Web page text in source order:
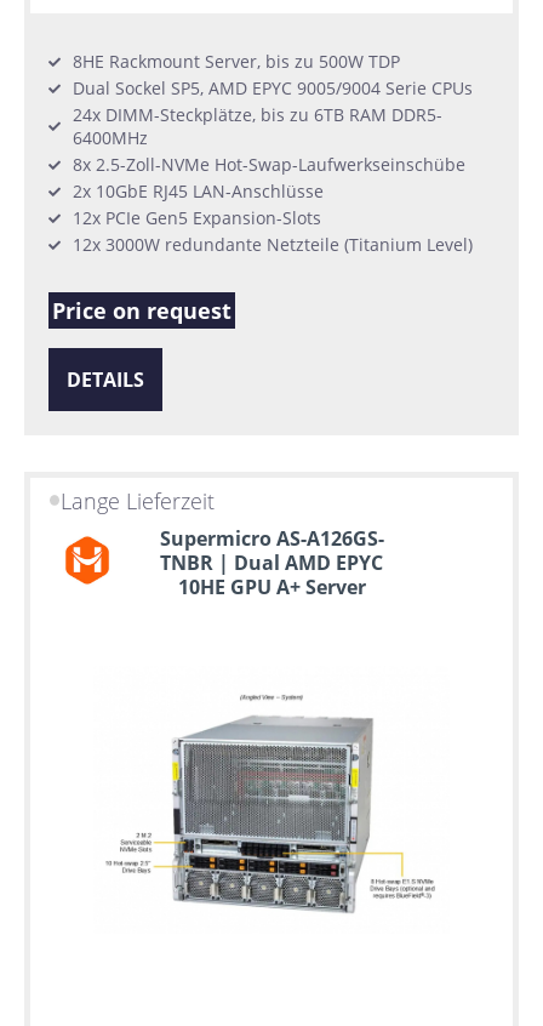
8HE Rackmount Server, bis zu 500W TDP
Dual Sockel SP5, AMD EPYC 9005/9004 Serie CPUs
24x DIMM-Steckplätze, bis zu 6TB RAM DDR5-
6400MHz
8x 2.5-Zoll-NVMe Hot-Swap-Laufwerkseinschübe
2x 10GbE RJ45 LAN-Anschlüsse
12x PCIe Gen5 Expansion-Slots
12x 3000W redundante Netzteile (Titanium Level)
Price on request
DETAILS
Lange Lieferzeit
Supermicro AS-A126GS-
TNBR | Dual AMD EPYC
10HE GPU A+ Server